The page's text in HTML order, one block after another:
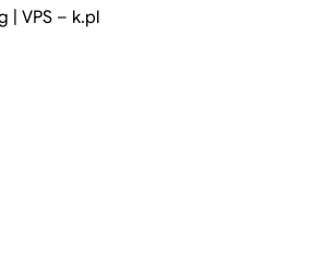
| VPS – k.pl